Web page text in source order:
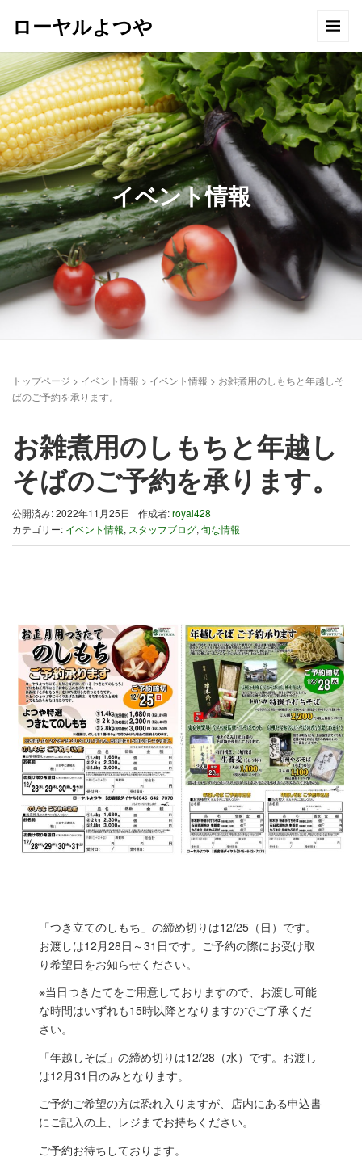
ローヤルよつや
イベント情報
トップページ > イベント情報 > イベント情報 > お雑煮用のしもちと年越しそ
ばのご予約を承ります。
お雑煮用のしもちと年越し
そばのご予約を承ります。
公開済み: 2022年11月25日 作成者:royal428
カテゴリー: イベント情報, スタッフブログ, 旬な情報
「つき立てのしもち」の締め切りは12/25（日）です。
お渡しは12月28日～31日です。ご予約の際にお受け取
り希望日をお知らせください。
※当日つきたてをご用意しておりますので、お渡し可能
な時間はいずれも15時以降となりますのでご了承くだ
さい。
「年越しそば」の締め切りは12/28（水）です。お渡し
は12月31日のみとなります。
ご予約ご希望の方は恐れ入りますが、店内にある申込書
にご記入の上、レジまでお持ちください。
ご予約お待ちしております。